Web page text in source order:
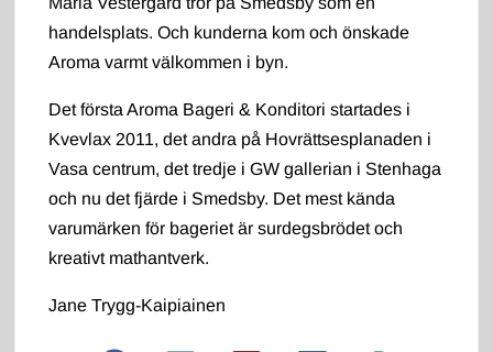
handelsplats. Och kunderna kom och önskade
Aroma varmt välkommen i byn.
Det första Aroma Bageri & Konditori startades i
Kvevlax 2011, det andra på Hovrättsesplanaden i
Vasa centrum, det tredje i GW gallerian i Stenhaga
och nu det fjärde i Smedsby. Det mest kända
varumärken för bageriet är surdegsbrödet och
kreativt mathantverk.
Jane Trygg-Kaipiainen